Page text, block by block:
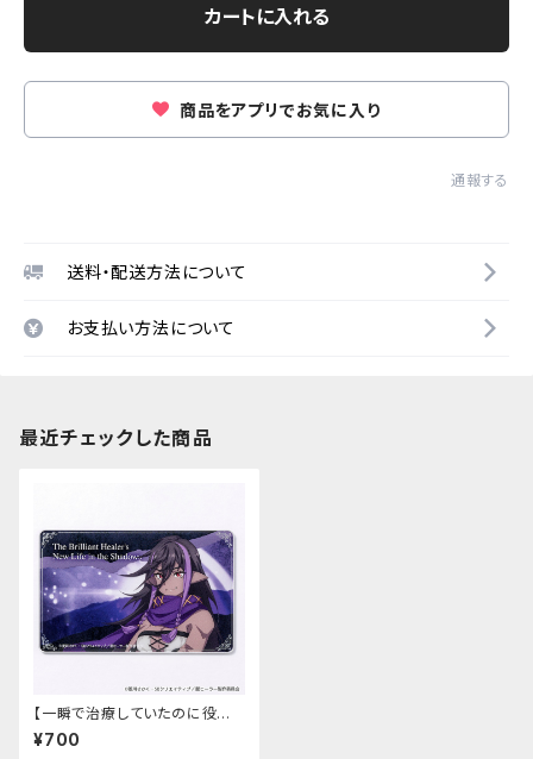
カートに入れる
商品をアプリでお気に入り
通報する
送料・配送方法について
お支払い方法について
最近チェックした商品
【一瞬で治療していたのに役立
たずと追放された天才治癒師、
闇ヒーラーとして楽しく生きる】
¥700